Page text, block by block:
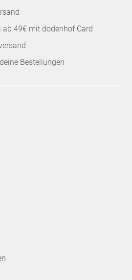
ab 49€ mit dodenhof Card
Bestellungen